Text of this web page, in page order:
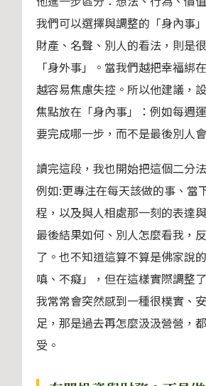
我們可以選擇與調整的「身內事
財產、名聲、別人的看法，則是
「身外事」。當我們越把幸福綁
越容易焦慮失控。所以他建議，
焦點放在「身內事」：例如每週
要完成哪一步，而不是最後別人
讀完這段，我也開始把這個二分
例如:更專注在每天該做的事、當
程，以及與人相處那一刻的表達
最後結果如何、別人怎麼看我，
了。也不知道這算不算是佛家說
嗔、不癡」，但在這樣實際調整
我常常會突然感到一種很樸實、
足，那是過去再怎麼汲汲營營，
受。